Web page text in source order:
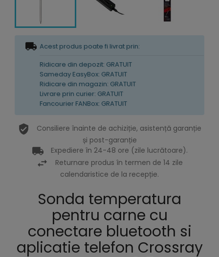
Acest produs poate fi livrat prin:
Ridicare din depozit: GRATUIT
Sameday EasyBox: GRATUIT
Ridicare din magazin: GRATUIT
Livrare prin curier: GRATUIT
Fancourier FANBox: GRATUIT
Consiliere înainte de achiziție, asistență garanție
și post-garanție
Expediere în 24-48 ore (zile lucrătoare).
Returnare produs în termen de 14 zile
calendaristice de la recepție.
Sonda temperatura
pentru carne cu
conectare bluetooth si
aplicatie telefon Crossray